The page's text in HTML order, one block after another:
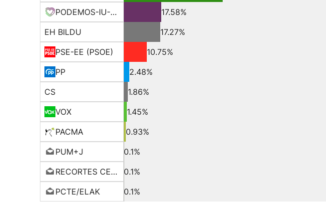
PODEMOS-IU-EQUO BERD
17.58%
EH BILDU
17.27%
PSE-EE (PSOE)
10.75%
PP
2.48%
CS
1.86%
VOX
1.45%
PACMA
0.93%
PUM+J
0.1%
RECORTES CERO-GV
0.1%
PCTE/ELAK
0.1%